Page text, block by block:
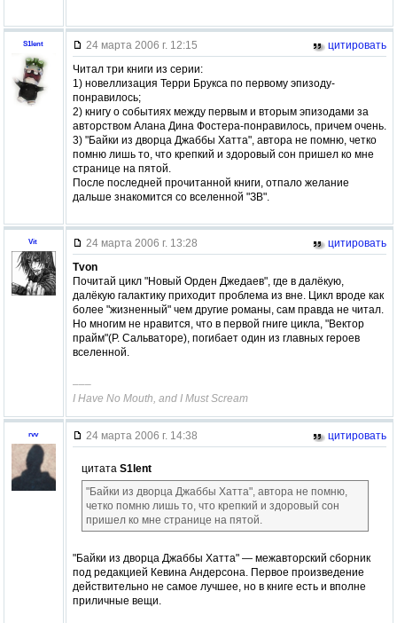
S1lent 24 марта 2006 г. 12:15
цитировать
Читал три книги из серии:
1) новеллизация Терри Брукса по первому эпизоду-
понравилось;
2) книгу о событиях между первым и вторым эпизодами за
авторством Алана Дина Фостера-понравилось, причем очень.
3) "Байки из дворца Джаббы Хатта", автора не помню, четко
помню лишь то, что крепкий и здоровый сон пришел ко мне
странице на пятой.
После последней прочитанной книги, отпало желание
дальше знакомится со вселенной "ЗВ".
Vit 24 марта 2006 г. 13:28
цитировать
Tvon
Почитай цикл "Новый Орден Джедаев", где в далёкую,
далёкую галактику приходит проблема из вне. Цикл вроде как
более "жизненный" чем другие романы, сам правда не читал.
Но многим не нравится, что в первой гниге цикла, "Вектор
прайм"(Р. Сальваторе), погибает один из главных героев
вселенной.
–––
I Have No Mouth, and I Must Scream
rvv 24 марта 2006 г. 14:38 цитировать
цитата S1lent
"Байки из дворца Джаббы Хатта", автора не помню,
четко помню лишь то, что крепкий и здоровый сон
пришел ко мне странице на пятой.
"Байки из дворца Джаббы Хатта" — межавторский сборник
под редакцией Кевина Андерсона. Первое произведение
действительно не самое лучшее, но в книге есть и вполне
приличные вещи.